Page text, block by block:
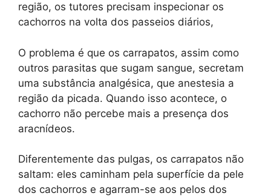
região, os tutores precisam inspecionar os
cachorros na volta dos passeios diários,
O problema é que os carrapatos, assim como
outros parasitas que sugam sangue, secretam
uma substância analgésica, que anestesia a
região da picada. Quando isso acontece, o
cachorro não percebe mais a presença dos
aracnídeos.
Diferentemente das pulgas, os carrapatos não
saltam: eles caminham pela superfície da pele
dos cachorros e agarram-se aos pelos dos